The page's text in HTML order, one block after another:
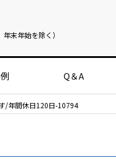
末年始を除く）
Q＆A
/年間休日120日-10794